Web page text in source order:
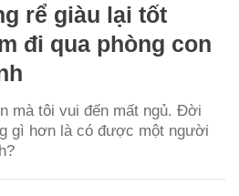
rể giàu lại tốt
đi qua phòng con
mà tôi vui đến mất ngủ. Đời
gì hơn là có được một người